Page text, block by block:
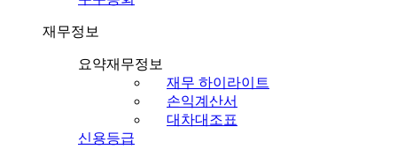
재무정보
요약재무정보
재무 하이라이트
손익계산서
대차대조표
신용등급